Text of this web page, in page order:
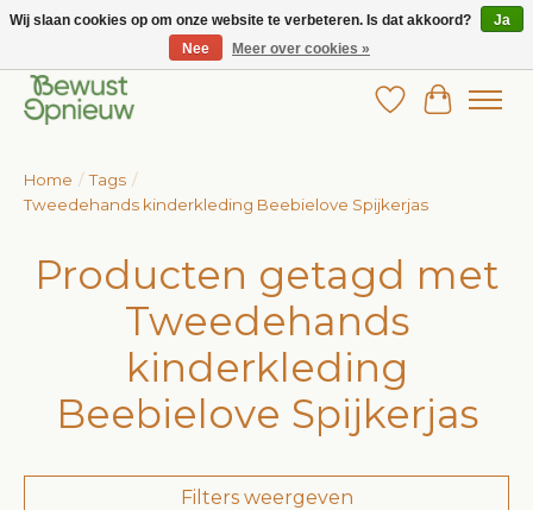
Wij bieden het grootste aanbod in betaalbare kinderkleding!
Verlanglijst
Home / Tags /
Tweedehands kinderkleding Beebielove Spijkerjas
Producten getagd met
Tweedehands
kinderkleding
Beebielove Spijkerjas
Filters weergeven
Wij slaan cookies op om onze website te verbeteren. Is dat akkoord?
Ja
Nee
Meer over cookies »